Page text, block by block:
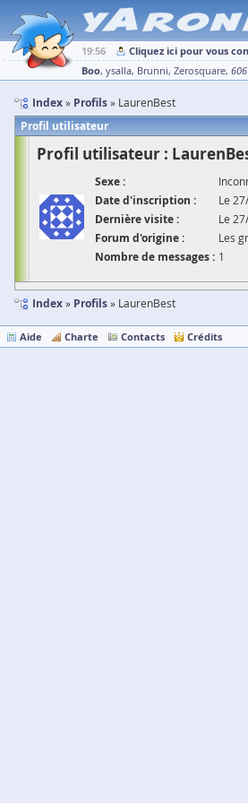
19:56 Cliquez ici pour vous
Boo ysalla Brunni Zerosquare
Index Profils LaurenBest
Profil utilisateur
Profil utilisateur :
Sexe :
Date d'inscription : Le
Dernière visite : Le
Forum d'origine : Les
Nombre de messages : 1
Index Profils LaurenBest
Aide Charte Contacts Crédits